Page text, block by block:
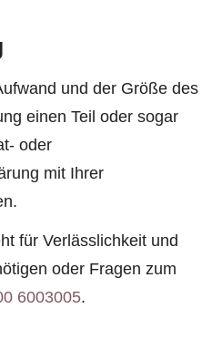
und der Größe des
einen Teil oder sogar
oder
mit Ihrer
für Verlässlichkeit und
oder Fragen zum
6003005.